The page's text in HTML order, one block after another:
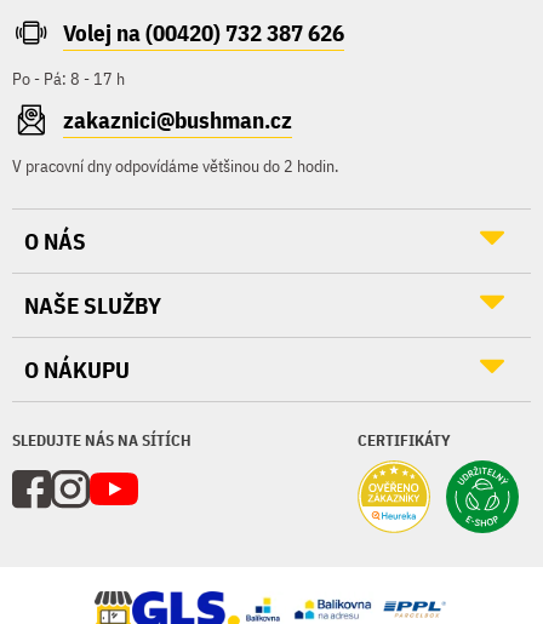
Volej na (00420) 732 387 626
Po - Pá: 8 - 17 h
zakaznici@bushman.cz
V pracovní dny odpovídáme většinou do 2 hodin.
SLEDUJTE NÁS NA SÍTÍCH CERTIFIKÁTY
O NÁS
NAŠE SLUŽBY
O NÁKUPU